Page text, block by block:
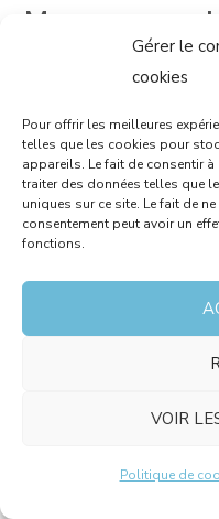
Gérer le
cookies
Pour offrir les meilleures
telles que les cookies pour
appareils. Le fait de consentir
traiter des données telles que
uniques sur ce site. Le fait de
consentement peut avoir un
fonctions.
VOIR
Politique de
Management
La loi de
un régime
réalisés par les
les instruments
bénéficient dans
packages ».
La loi de
plusieurs
d’imposition, et,
fraction du
progressif de
le salarié ou